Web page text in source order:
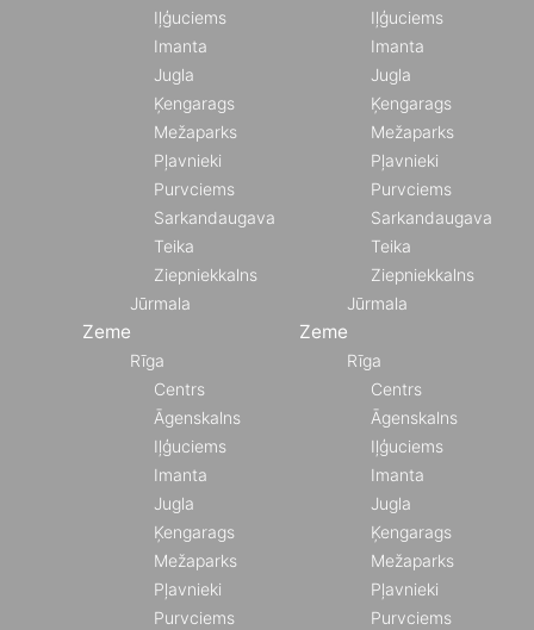
Iļģuciems
Imanta
Jugla
Ķengarags
Mežaparks
Pļavnieki
Purvciems
Sarkandaugava
Teika
Ziepniekkalns
Jūrmala
Zeme
Rīga
Centrs
Āgenskalns
Iļģuciems
Imanta
Jugla
Ķengarags
Mežaparks
Pļavnieki
Purvciems
Iļģuciems
Imanta
Jugla
Ķengarags
Mežaparks
Pļavnieki
Purvciems
Sarkandaugava
Teika
Ziepniekkalns
Jūrmala
Zeme
Rīga
Centrs
Āgenskalns
Iļģuciems
Imanta
Jugla
Ķengarags
Mežaparks
Pļavnieki
Purvciems